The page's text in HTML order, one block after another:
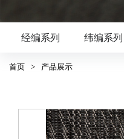
经编系列 纬编系列
首页 > 产品展示